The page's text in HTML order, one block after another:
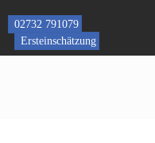
content
02732 791079
Ersteinschätzung